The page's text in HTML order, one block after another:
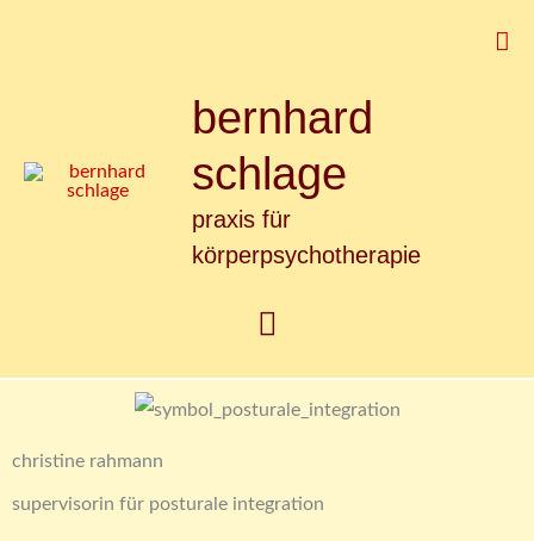
bernhard
schlage
praxis für
körperpsychotherapie
Hauptmenü
christine rahmann
supervisorin für posturale integration